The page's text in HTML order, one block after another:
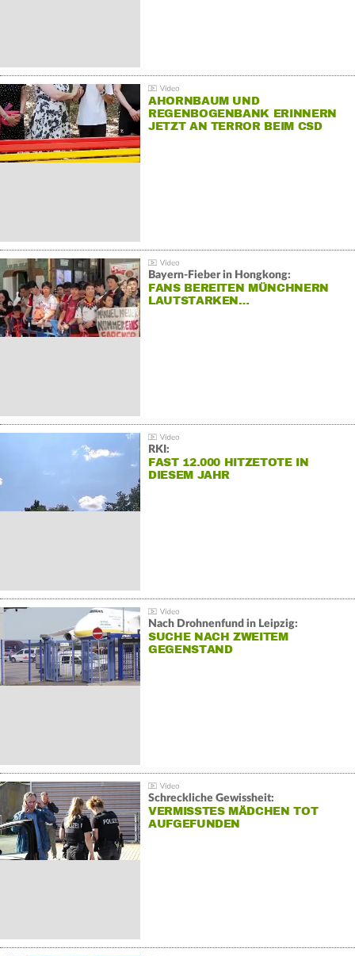
AHORNBAUM UND
REGENBOGENBANK ERINNERN
JETZT AN TERROR BEIM CSD
Bayern-Fieber in Hongkong:
FANS BEREITEN MÜNCHNERN
LAUTSTARKEN…
RKI:
FAST 12.000 HITZETOTE IN
DIESEM JAHR
Nach Drohnenfund in Leipzig:
SUCHE NACH ZWEITEM
GEGENSTAND
Schreckliche Gewissheit:
VERMISSTES MÄDCHEN TOT
AUFGEFUNDEN